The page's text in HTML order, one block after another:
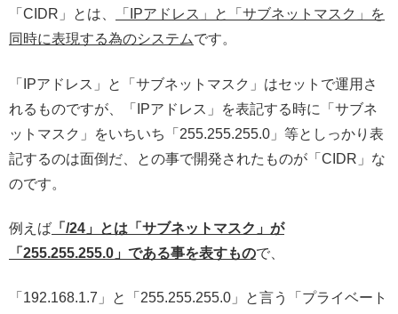
「CIDR」とは、
「IPアドレス」と「サブネットマスク」を
同時に表現する為のシステムです。
「IPアドレス」と「サブネットマスク」はセットで運用さ
れるものですが、「IPアドレス」を表記する時に「サブネ
ットマスク」をいちいち「255.255.255.0」等としっかり表
記するのは面倒だ、との事で開発されたものが「CIDR」な
のです。
例えば 「/24」とは「サブネットマスク」が
「255.255.255.0」である事を表すもので、
「192.168.1.7」と「255.255.255.0」と言う「プライベート